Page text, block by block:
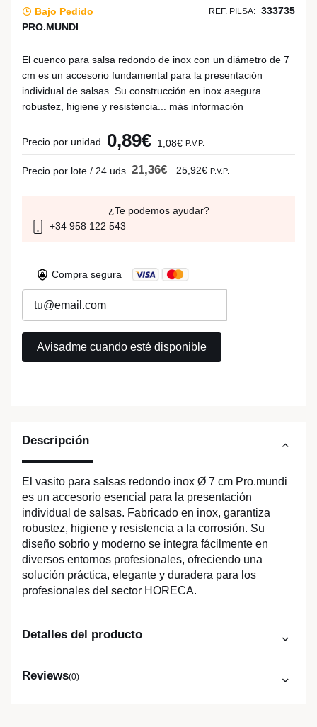
Descripción
El vasito para salsas redondo inox Ø 7 cm Pro.mundi
es un accesorio esencial para la presentación
individual de salsas. Fabricado en inox, garantiza
robustez, higiene y resistencia a la corrosión. Su
diseño sobrio y moderno se integra fácilmente en
diversos entornos profesionales, ofreciendo una
solución práctica, elegante y duradera para los
profesionales del sector HORECA.
Detalles del producto
Reviews(0)
Bajo Pedido REF. PILSA: 333735
PRO.MUNDI
El cuenco para salsa redondo de inox con un diámetro de 7
cm es un accesorio fundamental para la presentación
individual de salsas. Su construcción en inox asegura
robustez, higiene y resistencia... más información
Precio por unidad 0,89€ 1,08€ P.V.P.
Precio por lote / 24 uds 21,36€ 25,92€ P.V.P.
¿Te podemos ayudar?
+34 958 122 543
Compra segura